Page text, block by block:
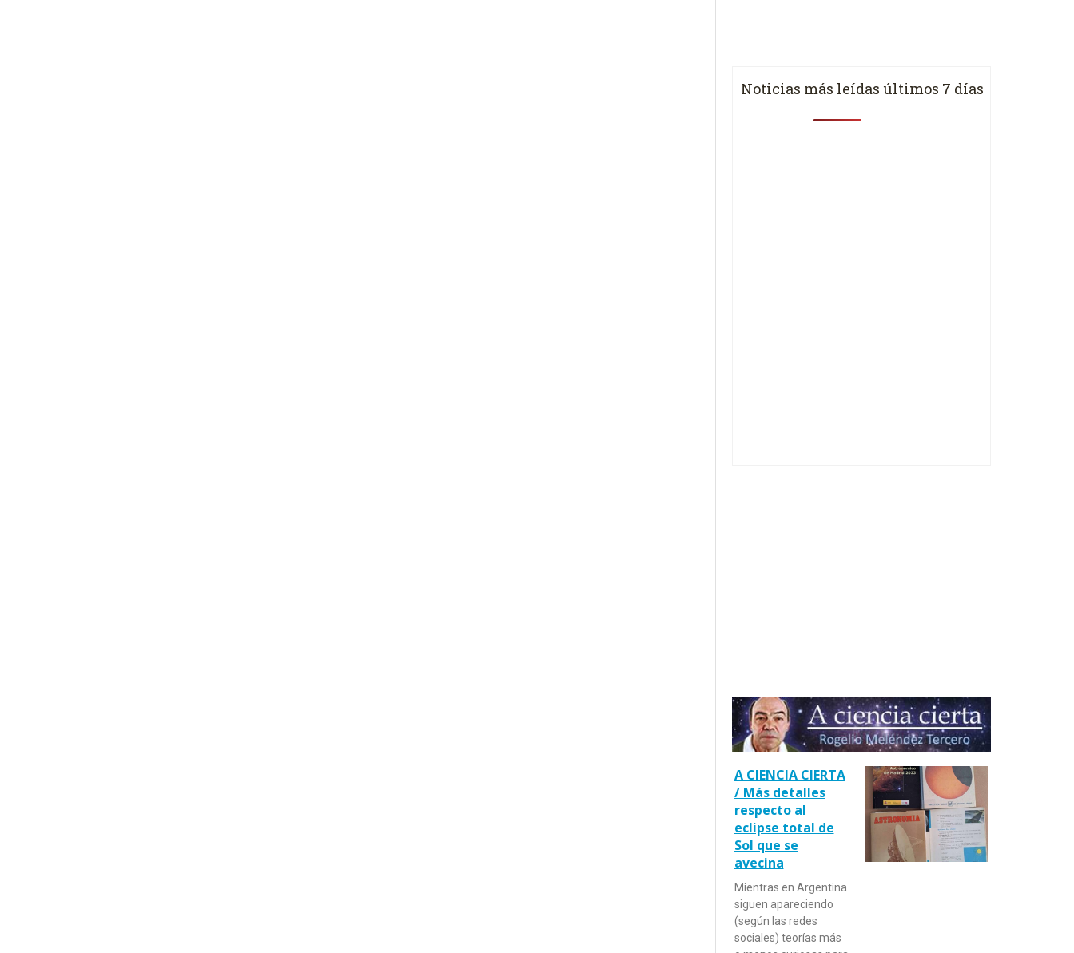
Noticias más leídas últimos 7 días
A CIENCIA CIERTA
/ Más detalles
respecto al
eclipse total de
Sol que se
avecina
Mientras en Argentina
siguen apareciendo
(según las redes
sociales) teorías más